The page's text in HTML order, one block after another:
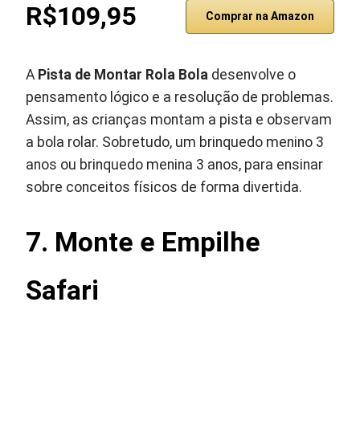
R$109,95 Comprar na Amazon
A Pista de Montar Rola Bola desenvolve o
pensamento lógico e a resolução de problemas.
Assim, as crianças montam a pista e observam
a bola rolar. Sobretudo, um brinquedo menino 3
anos ou brinquedo menina 3 anos, para ensinar
sobre conceitos físicos de forma divertida.
7. Monte e Empilhe
Safari